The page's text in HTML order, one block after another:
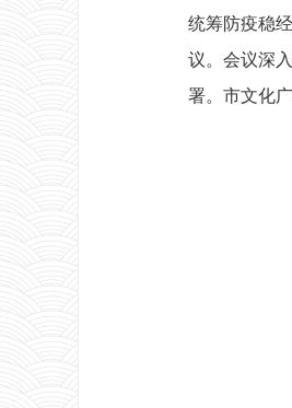
统筹防疫稳
议。会议深
署。市文化